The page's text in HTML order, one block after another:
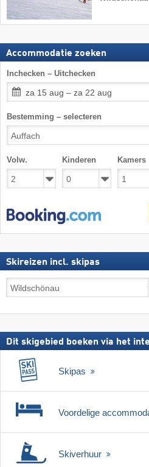
Accommodatie zoeken
Inchecken – Uitchecken
za 15 aug – za 22 aug
Bestemming – selecteren
Volw. Kinderen Kamers
Skireizen incl. skipas
incl.
Dit skigebied boeken via het
Skipas
Voordelige
Skiverhuur